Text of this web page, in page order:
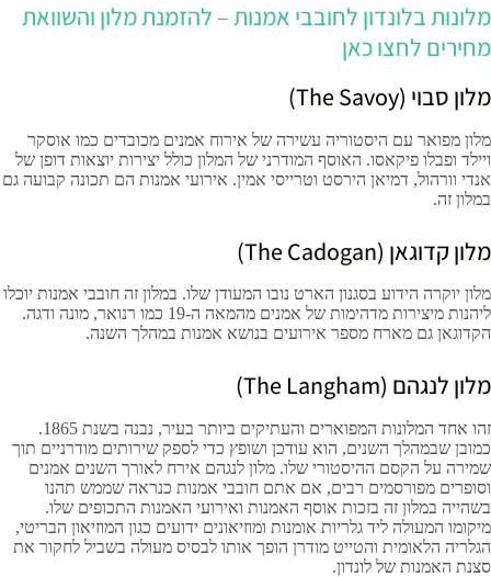
מלונות בלונדון לחובבי אמנות – להזמנת מלון והשוואת
מחירים לחצו כאן
מלון סבוי (The Savoy)
מלון מפואר עם היסטוריה עשירה של אירוח אמנים מכובדים כמו אוסקר
ויילד ופבלו פיקאסו. האוסף המודרני של המלון כולל יצירות יוצאות דופן של
אנדי וורהול, דמיאן הירסט וטרייסי אמין. אירועי אמנות הם תכונה קבועה גם
במלון זה.
מלון קדוגאן (The Cadogan)
מלון יוקרה הידוע בסגנון הארט נובו המעודן שלו. במלון זה חובבי אמנות יוכלו
ליהנות מיצירות מדהימות של אמנים מהמאה ה-19 כמו רנואר, מונה ודגה.
הקדוגאן גם מארח מספר אירועים בנושא אמנות במהלך השנה.
מלון לנגהם (The Langham)
זהו אחד המלונות המפוארים והעתיקים ביותר בעיר, נבנה בשנת 1865.
כמובן שבמהלך השנים, הוא עודכן ושופץ כדי לספק שירותים מודרניים תוך
שמירה על הקסם ההיסטורי שלו. מלון לנגהם אירח לאורך השנים אמנים
וסופרים מפורסמים רבים, אם אתם חובבי אמנות כנראה שממש תהנו
בשהייה במלון זה בזכות אוסף האמנות ואירועי האמנות התכופים שלו.
מיקומו המעולה ליד גלריות אומנות ומוזיאונים ידועים כגון המוזיאון הבריטי,
הגלריה הלאומית והטייט מודרן הופך אותו לבסיס מעולה בשביל לחקור את
סצנת האמנות של לונדון.